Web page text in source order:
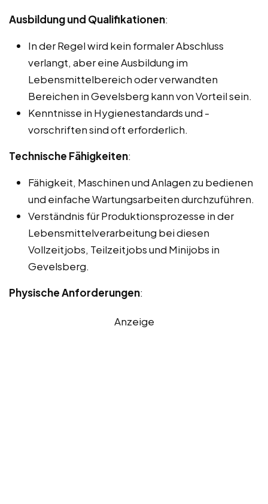
Ausbildung und Qualifikationen:
In der Regel wird kein formaler Abschluss
verlangt, aber eine Ausbildung im
Lebensmittelbereich oder verwandten
Bereichen in Gevelsberg kann von Vorteil sein.
Kenntnisse in Hygienestandards und -
vorschriften sind oft erforderlich.
Technische Fähigkeiten:
Fähigkeit, Maschinen und Anlagen zu bedienen
und einfache Wartungsarbeiten durchzuführen.
Verständnis für Produktionsprozesse in der
Lebensmittelverarbeitung bei diesen
Vollzeitjobs, Teilzeitjobs und Minijobs in
Gevelsberg.
Physische Anforderungen:
Anzeige